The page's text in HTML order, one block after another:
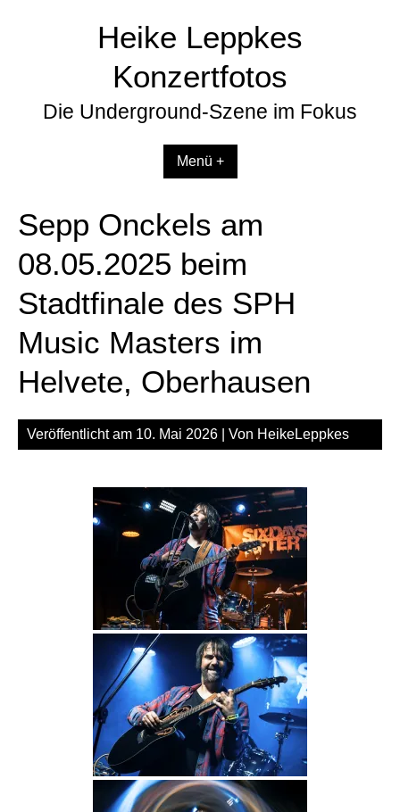
Heike Leppkes
Konzertfotos
Die Underground-Szene im Fokus
Menü +
Sepp Onckels am
08.05.2025 beim
Stadtfinale des SPH
Music Masters im
Helvete, Oberhausen
Veröffentlicht am 10. Mai 2026 | Von HeikeLeppkes